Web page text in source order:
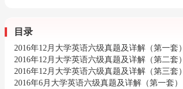
目录
2016年12月大学英语六级真题及详解（第一套）
2016年12月大学英语六级真题及详解（第二套）
2016年12月大学英语六级真题及详解（第三套）
2016年6月大学英语六级真题及详解（第一套）